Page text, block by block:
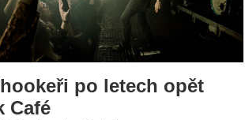
po letech opět
Café